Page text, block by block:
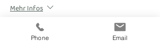
Mehr Infos
€ 540,00
Phone Email